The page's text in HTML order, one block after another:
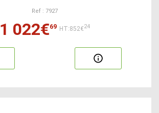
Ref : 7927
1 022€69 HT:852€24